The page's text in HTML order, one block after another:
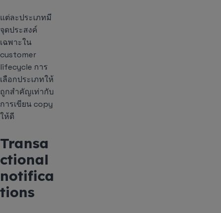
แต่ละประเภทมี
จุดประสงค์
เฉพาะใน
customer
lifecycle การ
เลือกประเภทให้
ถูกสำคัญเท่ากับ
การเขียน copy
ให้ดี
Transa
ctional
notifica
tions